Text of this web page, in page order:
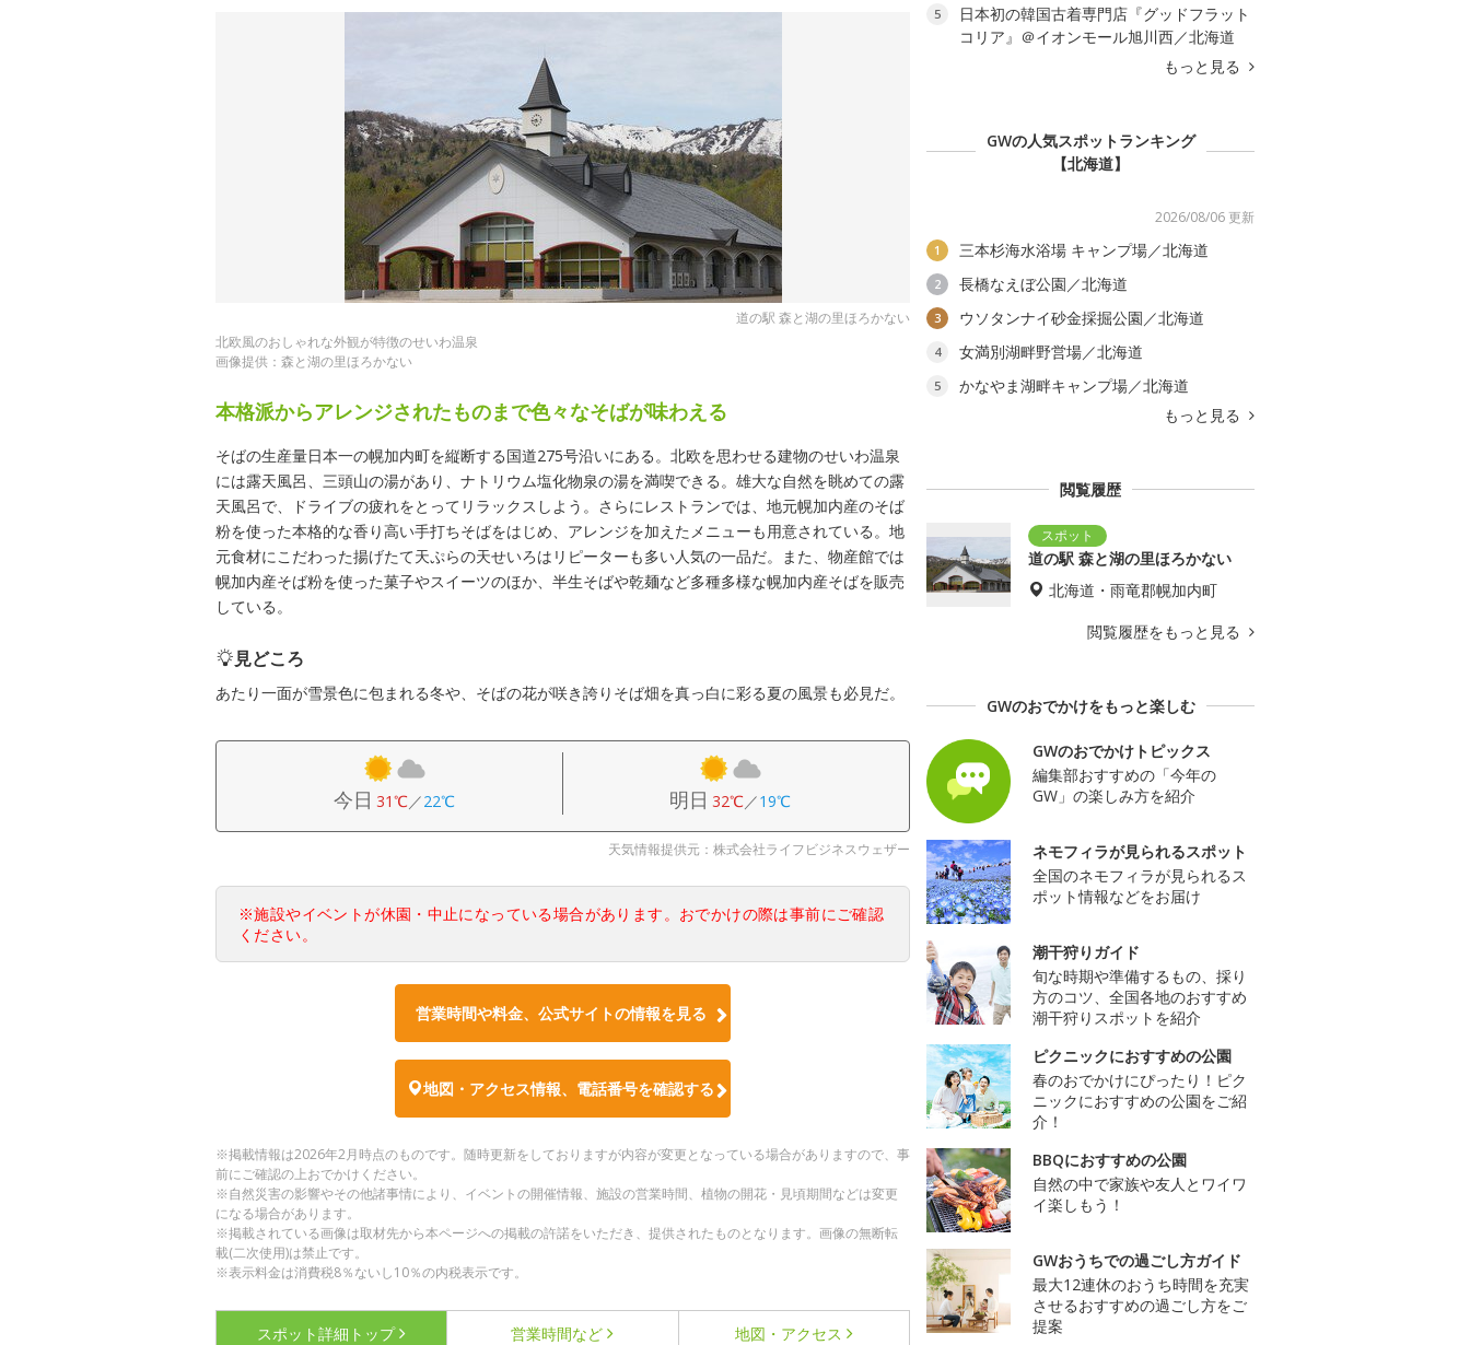
道の駅 森と湖の里ほろかない
北欧風のおしゃれな外観が特徴のせいわ温泉
画像提供：森と湖の里ほろかない
本格派からアレンジされたものまで色々なそばが味わえる
そばの生産量日本一の幌加内町を縦断する国道275号沿いにある。北欧を思わせる建物のせいわ温泉
には露天風呂、三頭山の湯があり、ナトリウム塩化物泉の湯を満喫できる。雄大な自然を眺めての露
天風呂で、ドライブの疲れをとってリラックスしよう。さらにレストランでは、地元幌加内産のそば
粉を使った本格的な香り高い手打ちそばをはじめ、アレンジを加えたメニューも用意されている。地
元食材にこだわった揚げたて天ぷらの天せいろはリピーターも多い人気の一品だ。また、物産館では
幌加内産そば粉を使った菓子やスイーツのほか、半生そばや乾麺など多種多様な幌加内産そばを販売
している。
見どころ
あたり一面が雪景色に包まれる冬や、そばの花が咲き誇りそば畑を真っ白に彩る夏の風景も必見だ。
今日 31℃／22℃ 明日 32℃／19℃
天気情報提供元：株式会社ライフビジネスウェザー
※施設やイベントが休園・中止になっている場合があります。おでかけの際は事前にご確認
ください。
営業時間や料金、公式サイトの情報を見る
地図・アクセス情報、電話番号を確認する
※掲載情報は2026年2月時点のものです。随時更新をしておりますが内容が変更となっている場合がありますので、事
前にご確認の上おでかけください。
※自然災害の影響やその他諸事情により、イベントの開催情報、施設の営業時間、植物の開花・見頃期間などは変更
になる場合があります。
※掲載されている画像は取材先から本ページへの掲載の許諾をいただき、提供されたものとなります。画像の無断転
載(二次使用)は禁止です。
※表示料金は消費税8％ないし10％の内税表示です。
スポット詳細 トップ 営業時間など 地図・アクセス
5
日本初の韓国古着専門店『グッドフラット
コリア』＠イオンモール旭川西／北海道
もっと見る
GWの人気スポットランキング
【北海道】
2026/08/06 更新
1 三本杉海水浴場 キャンプ場／北海道
2 長橋なえぼ公園／北海道
3 ウソタンナイ砂金採掘公園／北海道
4 女満別湖畔野営場／北海道
5
かなやま湖畔キャンプ場／北海道
もっと見る
閲覧履歴
道の駅 森と湖の里ほろかない
北海道・雨竜郡幌加内町
閲覧履歴をもっと見る
GWのおでかけをもっと楽しむ
GWのおでかけトピックス
編集部おすすめの「今年の
GW」の楽しみ方を紹介
ネモフィラが見られるスポット
全国のネモフィラが見られるス
ポット情報などをお届け
潮干狩りガイド
旬な時期や準備するもの、採り
方のコツ、全国各地のおすすめ
潮干狩りスポットを紹介
ピクニックにおすすめの公園
春のおでかけにぴったり！ピク
ニックにおすすめの公園をご紹
介！
BBQにおすすめの公園
自然の中で家族や友人とワイワ
イ楽しもう！
GWおうちでの過ごし方ガイド
最大12連休のおうち時間を充実
させるおすすめの過ごし方をご
提案